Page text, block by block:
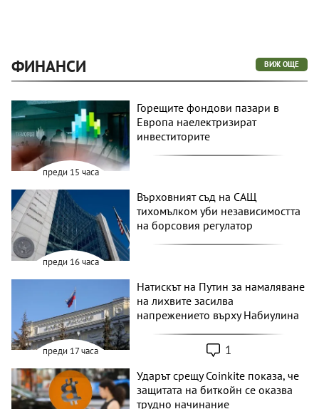
ФИНАНСИ ВИЖ ОЩЕ
преди 15 часа
Горещите фондови пазари в
Европа наелектризират
инвеститорите
преди 16 часа
Върховният съд на САЩ
тихомълком уби независимостта
на борсовия регулатор
преди 17 часа
Натискът на Путин за намаляване
на лихвите засилва
напрежението върху Набиулина
1
Ударът срещу Coinkite показа, че
защитата на биткойн се оказва
трудно начинание